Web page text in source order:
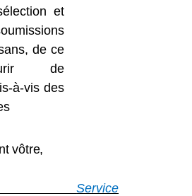
et
de ce
de
à-vis des
vôtre,
Service